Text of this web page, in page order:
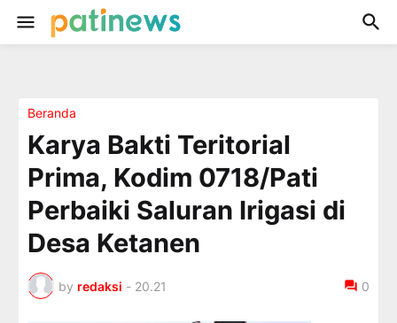
Beranda
Karya Bakti Teritorial
Prima, Kodim 0718/Pati
Perbaiki Saluran Irigasi di
Desa Ketanen
by redaksi - 20.21 0